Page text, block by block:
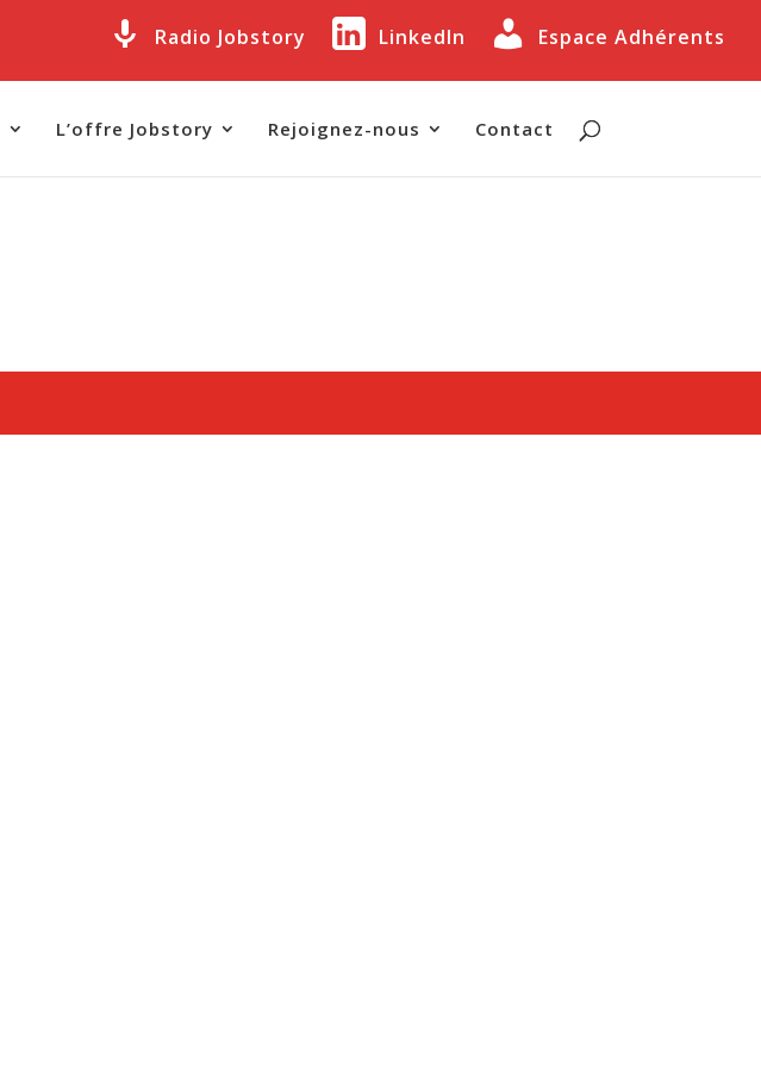
Radio Jobstory LinkedIn Espace Adhérents
L’offre Jobstory Rejoignez-nous Contact